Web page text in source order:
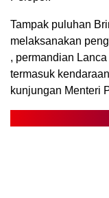
Tampak puluhan
melaksanakan
, permandian
termasuk
kunjungan Menteri